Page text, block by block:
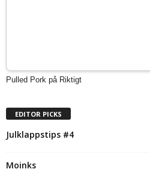
Pulled Pork på Riktigt
EDITOR PICKS
Julklappstips #4
Moinks